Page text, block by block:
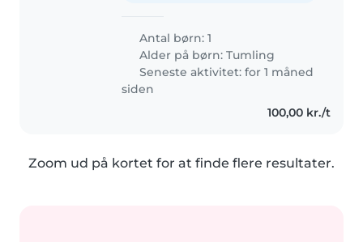
Antal børn: 1
Alder på børn:Tumling
Seneste aktivitet: for 1 måned
siden
100,00 kr./t
Zoom ud på kortet for at finde flere resultater.